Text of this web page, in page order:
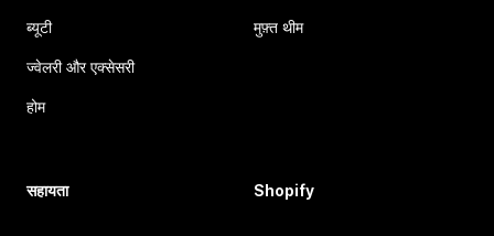
ब्यूटी
ज्वेलरी और एक्सेसरी
होम
मुफ़्त थीम
सहायता Shopify